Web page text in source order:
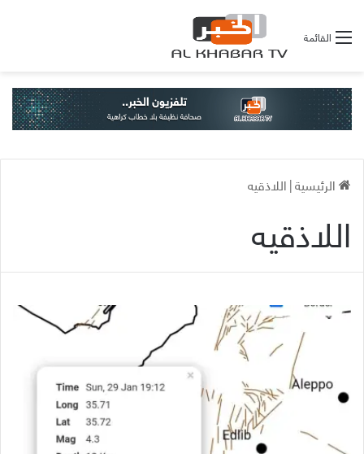
القائمة
الرئيسية|اللاذقيه
اللاذقيه